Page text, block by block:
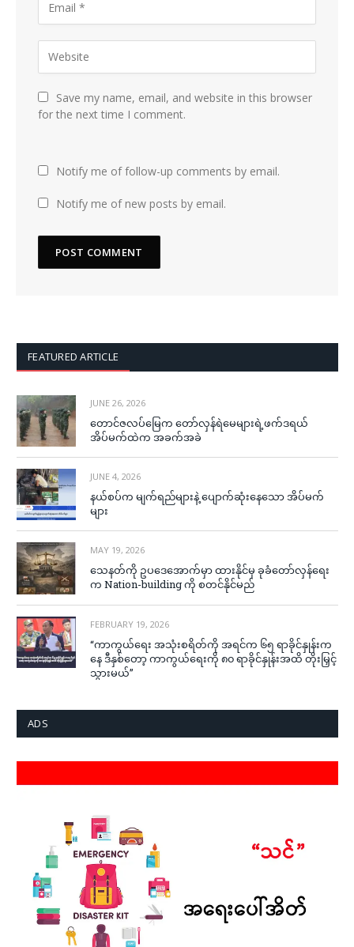
Save my name, email, and website in this browser
for the next time I comment.
Notify me of follow-up comments by email.
Notify me of new posts by email.
FEATURED ARTICLE
JUNE 26, 2026
တောင်ဇလပ်မြေက တော်လှန်ရဲမေများရဲ့ဖက်ဒရယ်
အိပ်မက်ထဲက အခက်အခဲ
JUNE 4, 2026
နယ်စပ်က မျက်ရည်များနဲ့ ပျောက်ဆုံးနေသော အိပ်မက်
များ
MAY 19, 2026
သေနတ်ကို ဥပဒေအောက်မှာ ထားနိုင်မှ ခုခံတော်လှန်ရေး
က Nation-building ကို စတင်နိုင်မည်
FEBRUARY 19, 2026
“ကာကွယ်ရေး အသုံးစရိတ်ကို အရင်က ၆၅ ရာခိုင်နှုန်းက
နေ ဒီနှစ်တော့ ကာကွယ်ရေးကို ၈၀ ရာခိုင်နှုန်းအထိ တိုးမြှင့်
သွားမယ်”
ADS